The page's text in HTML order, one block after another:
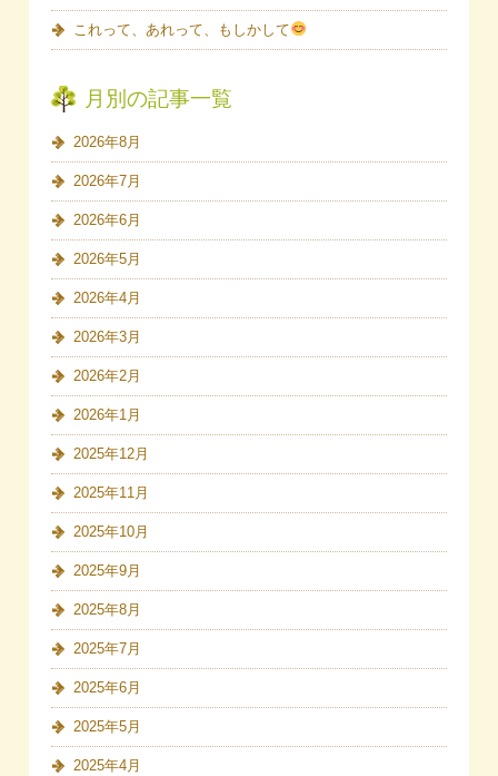
これって、あれって、もしかして
月別の記事一覧
2026年8月
2026年7月
2026年6月
2026年5月
2026年4月
2026年3月
2026年2月
2026年1月
2025年12月
2025年11月
2025年10月
2025年9月
2025年8月
2025年7月
2025年6月
2025年5月
2025年4月